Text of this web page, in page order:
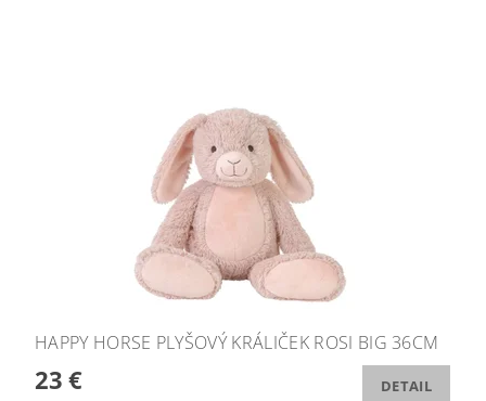
HAPPY HORSE PLYŠOVÝ KRÁLIČEK ROSI BIG 36CM
23 € DETAIL